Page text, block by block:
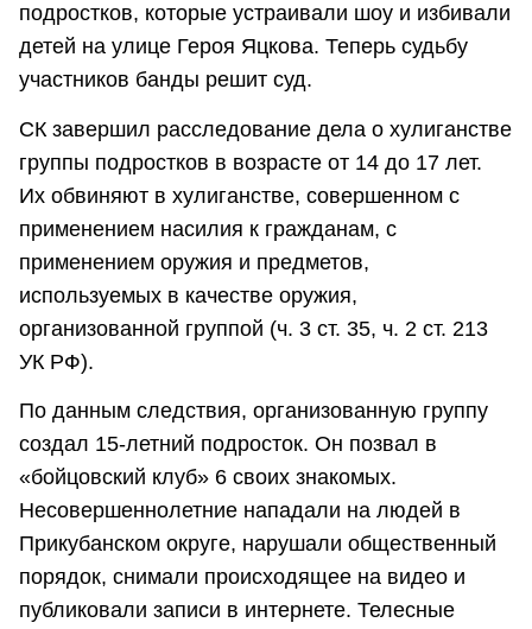
подростков, которые устраивали шоу и избивали
детей на улице Героя Яцкова. Теперь судьбу
участников банды решит суд.
СК завершил расследование дела о хулиганстве
группы подростков в возрасте от 14 до 17 лет.
Их обвиняют в хулиганстве, совершенном с
применением насилия к гражданам, с
применением оружия и предметов,
используемых в качестве оружия,
организованной группой (ч. 3 ст. 35, ч. 2 ст. 213
УК РФ).
По данным следствия, организованную группу
создал 15-летний подросток. Он позвал в
«бойцовский клуб» 6 своих знакомых.
Несовершеннолетние нападали на людей в
Прикубанском округе, нарушали общественный
порядок, снимали происходящее на видео и
публиковали записи в интернете. Телесные